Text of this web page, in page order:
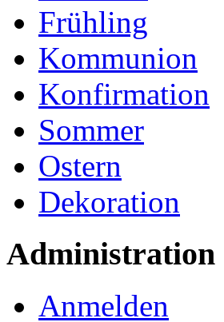
Frühling
Kommunion
Konfirmation
Sommer
Ostern
Dekoration
Administration
Anmelden